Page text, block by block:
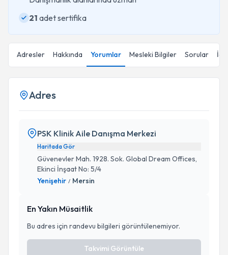
21 adet sertifika
Adresler Hakkında Yorumlar Mesleki Bilgiler Sorular
Adres
PSK Klinik Aile Danışma Merkezi
Haritada Gör
Güvenevler Mah. 1928. Sok. Global Dream Offices,
Ekinci İnşaat No: 5/4
Yenişehir / Mersin
En Yakın Müsaitlik
Bu adres için randevu bilgileri görüntülenemiyor.
Takvimi Görüntüle